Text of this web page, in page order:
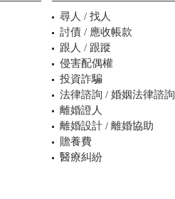
尋人 / 找人
討債 / 應收帳款
跟人 / 跟蹤
侵害配偶權
投資詐騙
法律諮詢 / 婚姻法律諮詢
離婚證人
離婚設計 / 離婚協助
贍養費
醫療糾紛